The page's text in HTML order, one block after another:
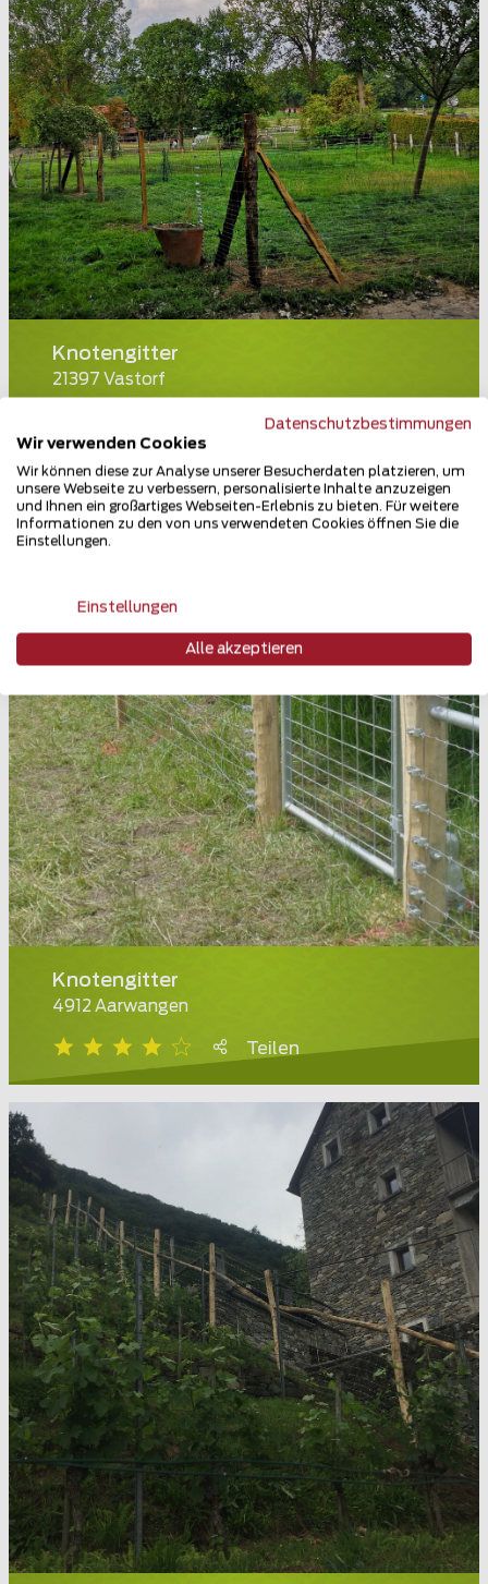
Knotengitter
21397 Vastorf
Teilen
Knotengitter
4912 Aarwangen
Teilen
Datenschutzbestimmungen
Wir verwenden Cookies
Wir können diese zur Analyse unserer Besucherdaten platzieren, um
unsere Webseite zu verbessern, personalisierte Inhalte anzuzeigen
und Ihnen ein großartiges Webseiten-Erlebnis zu bieten. Für weitere
Informationen zu den von uns verwendeten Cookies öffnen Sie die
Einstellungen.
Einstellungen
Alle akzeptieren